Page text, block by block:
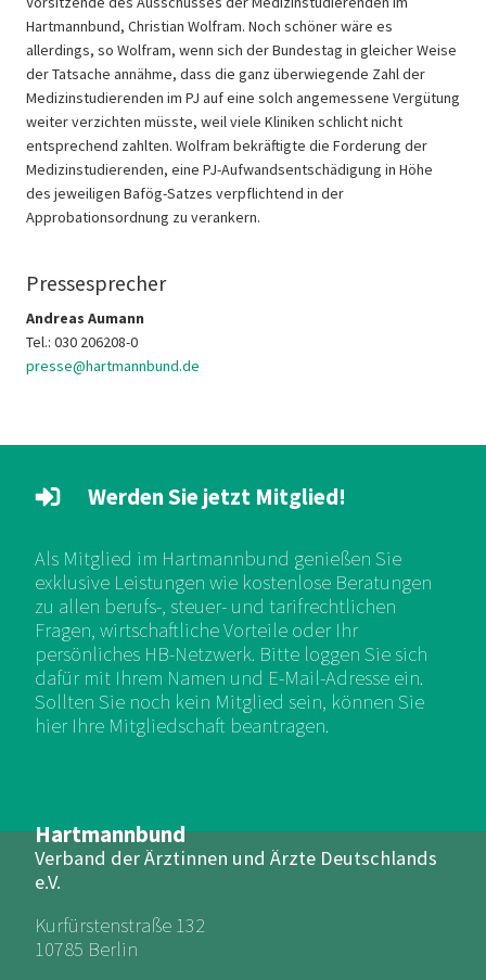
Hartmannbund, Christian Wolfram. Noch schöner wäre es
allerdings, so Wolfram, wenn sich der Bundestag in gleicher Weise
der Tatsache annähme, dass die ganz überwiegende Zahl der
Medizinstudierenden im PJ auf eine solch angemessene Vergütung
weiter verzichten müsste, weil viele Kliniken schlicht nicht
entsprechend zahlten. Wolfram bekräftigte die Forderung der
Medizinstudierenden, eine PJ-Aufwandsentschädigung in Höhe
des jeweiligen Bafög-Satzes verpflichtend in der
Approbationsordnung zu verankern.
Pressesprecher
Andreas Aumann
Tel.: 030 206208-0
presse@hartmannbund.de
Hartmannbund
Verband der Ärztinnen und Ärzte Deutschlands
e.V.
Kurfürstenstraße 132
10785 Berlin
Werden Sie jetzt Mitglied!
Als Mitglied im Hartmannbund genießen Sie
exklusive Leistungen wie kostenlose Beratungen
zu allen berufs-, steuer- und tarifrechtlichen
Fragen, wirtschaftliche Vorteile oder Ihr
persönliches HB-Netzwerk. Bitte loggen Sie sich
dafür mit Ihrem Namen und E-Mail-Adresse ein.
Sollten Sie noch kein Mitglied sein, können Sie
hier Ihre Mitgliedschaft beantragen.